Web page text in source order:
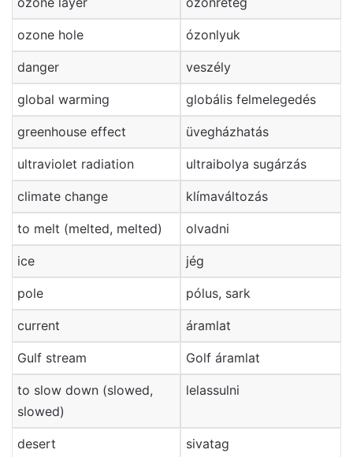
ozone hole ózonlyuk
danger veszély
global warming globális felmelegedés
greenhouse effect üvegházhatás
ultraviolet radiation ultraibolya sugárzás
climate change klímaváltozás
to melt (melted, melted) olvadni
ice jég
pole pólus, sark
current áramlat
Gulf stream Golf áramlat
to slow down (slowed,
slowed)
lelassulni
desert sivatag